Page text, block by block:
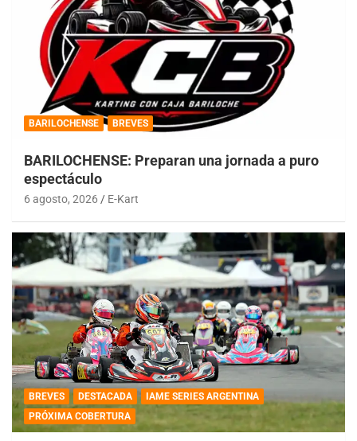
BARILOCHENSE BREVES
BARILOCHENSE: Preparan una jornada a puro
espectáculo
6 agosto, 2026 E-Kart
BREVES DESTACADA
IAME SERIES ARGENTINA
PRÓXIMA COBERTURA